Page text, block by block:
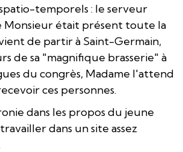
temporels : le serveur
était présent toute la
de partir à Saint-Germain,
de sa "magnifique brasserie" à
du congrès, Madame l'attend
ces personnes.
dans les propos du jeune
dans un site assez